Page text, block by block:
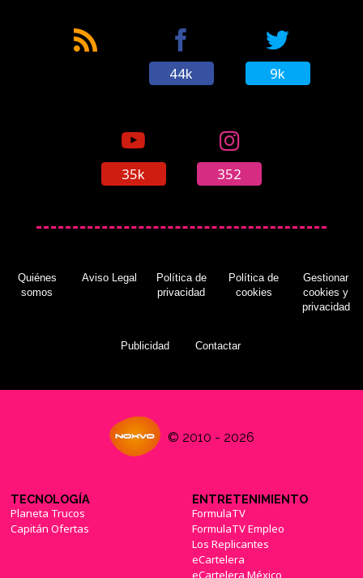
44k 9k
35k 352
Quiénes
somos
Aviso Legal
Política de
privacidad
Política de
cookies
Gestionar
cookies y
privacidad
Publicidad Contactar
© 2010 - 2026
TECNOLOGÍA
Planeta Trucos
Capitán Ofertas
ENTRETENIMIENTO
FormulaTV
FormulaTV Empleo
Los Replicantes
eCartelera
eCartelera México